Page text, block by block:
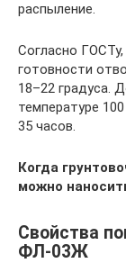
распыление.
Согласно
готовности
18–22 градуса.
температуре
35 часов.
Когда
можно
Свойства
ФЛ-03Ж